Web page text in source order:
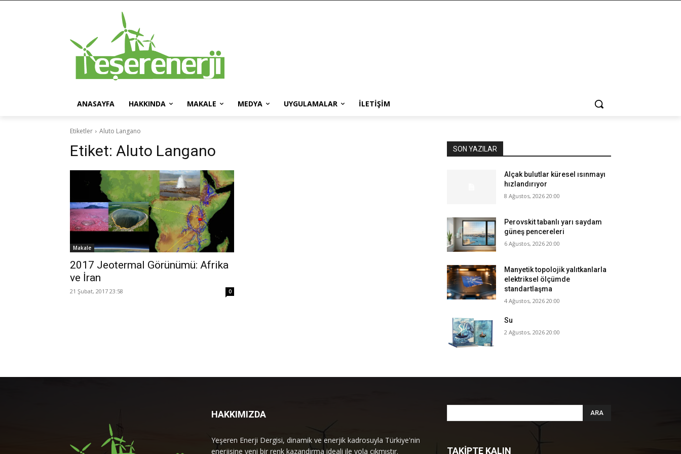
ANASAYFA HAKKINDA MAKALE MEDYA UYGULAMALAR İLETIŞIM
Etiketler Aluto Langano
Etiket: Aluto Langano
Makale
2017 Jeotermal Görünümü: Afrika
ve İran
21 Şubat, 2017 23:58 0
SON YAZILAR
Alçak bulutlar küresel ısınmayı
hızlandırıyor
8 Ağustos, 2026 20:00
Perovskit tabanlı yarı saydam
güneş pencereleri
6 Ağustos, 2026 20:00
Manyetik topolojik yalıtkanlarla
elektriksel ölçümde
standartlaşma
4 Ağustos, 2026 20:00
Su
2 Ağustos, 2026 20:00
HAKKIMIZDA
Yeşeren Enerji Dergisi, dinamik ve enerjik kadrosuyla Türkiye'nin
enerjisine yeni bir renk kazandırma ideali ile yola çıkmıştır.
ARA
TAKİPTE KALIN